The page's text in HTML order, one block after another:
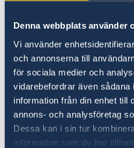
Denna webbplats använder
Vi använder
och annonserna till
för sociala medier och
vidarebefordrar även sådana
information från din enhet till
annons- och analysföretag
Dessa kan i sin tur
information som du har
ou irregularidades
atividades da
apresentar uma
dos Negócios
Apresentar uma queixa
inglês)
Denunciar suspeitas de